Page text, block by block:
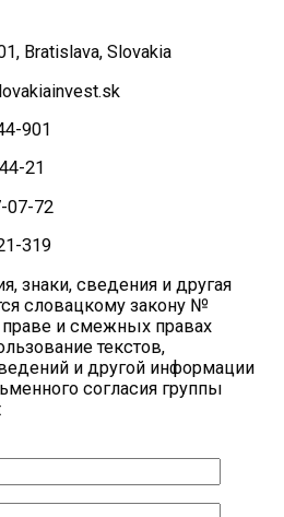
Bratislava, Slovakia
901
21
72
319
знаки, сведения и другая
словацкому закону №
и смежных правах
текстов,
и другой информации
согласия группы